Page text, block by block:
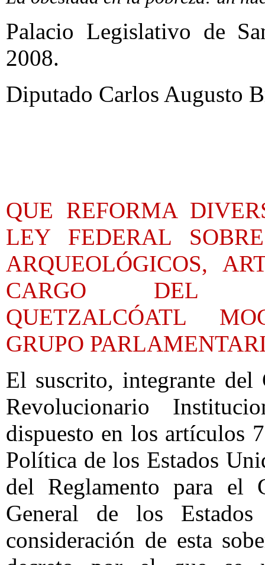
Palacio Legislativo de
2008.
Diputado Carlos Augusto
QUE REFORMA
LEY FEDERAL
ARQUEOLÓGICOS,
CARGO DEL
QUETZALCÓATL
GRUPO
El suscrito, integrante del
Revolucionario
dispuesto en los artículos
Política de los Estados
del Reglamento para el
General de los
consideración de esta